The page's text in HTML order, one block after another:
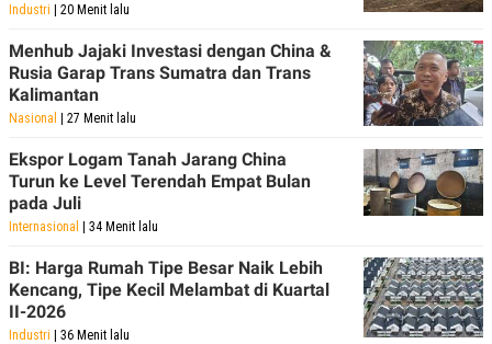
Industri | 20 Menit lalu
Menhub Jajaki Investasi dengan China &
Rusia Garap Trans Sumatra dan Trans
Kalimantan
Nasional | 27 Menit lalu
Ekspor Logam Tanah Jarang China
Turun ke Level Terendah Empat Bulan
pada Juli
Internasional | 34 Menit lalu
BI: Harga Rumah Tipe Besar Naik Lebih
Kencang, Tipe Kecil Melambat di Kuartal
II-2026
Industri | 36 Menit lalu